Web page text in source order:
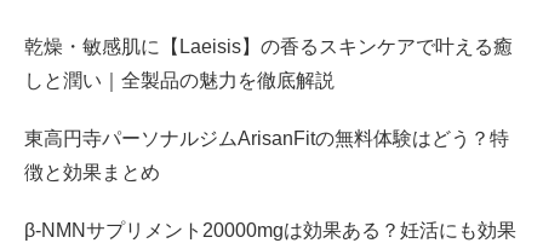
乾燥・敏感肌に【Laeisis】の香るスキンケアで叶える癒
しと潤い｜全製品の魅力を徹底解説
東高円寺パーソナルジムArisanFitの無料体験はどう？特
徴と効果まとめ
β-NMNサプリメント20000mgは効果ある？妊活にも効果